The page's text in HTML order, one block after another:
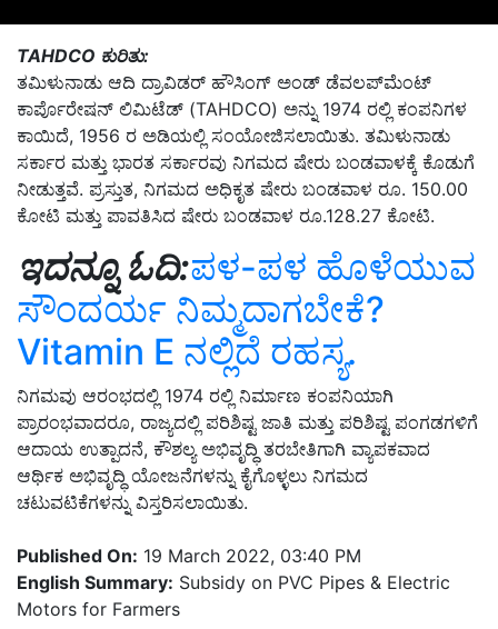
TAHDCO ಕುರಿತು:
ತಮಿಳುನಾಡು ಆದಿ ದ್ರಾವಿಡರ್ ಹೌಸಿಂಗ್ ಅಂಡ್ ಡೆವಲಪ್‌ಮೆಂಟ್
ಕಾರ್ಪೊರೇಷನ್ ಲಿಮಿಟೆಡ್ (TAHDCO) ಅನ್ನು 1974 ರಲ್ಲಿ ಕಂಪನಿಗಳ
ಕಾಯಿದೆ, 1956 ರ ಅಡಿಯಲ್ಲಿ ಸಂಯೋಜಿಸಲಾಯಿತು. ತಮಿಳುನಾಡು
ಸರ್ಕಾರ ಮತ್ತು ಭಾರತ ಸರ್ಕಾರವು ನಿಗಮದ ಷೇರು ಬಂಡವಾಳಕ್ಕೆ ಕೊಡುಗೆ
ನೀಡುತ್ತವೆ. ಪ್ರಸ್ತುತ, ನಿಗಮದ ಅಧಿಕೃತ ಷೇರು ಬಂಡವಾಳ ರೂ. 150.00
ಕೋಟಿ ಮತ್ತು ಪಾವತಿಸಿದ ಷೇರು ಬಂಡವಾಳ ರೂ.128.27 ಕೋಟಿ.
ಇದನ್ನೂ ಓದಿ:ಪಳ-ಪಳ ಹೊಳೆಯುವ
ಸೌಂದರ್ಯ ನಿಮ್ಮದಾಗಬೇಕೆ?
Vitamin E ನಲ್ಲಿದೆ ರಹಸ್ಯ.
ನಿಗಮವು ಆರಂಭದಲ್ಲಿ 1974 ರಲ್ಲಿ ನಿರ್ಮಾಣ ಕಂಪನಿಯಾಗಿ
ಪ್ರಾರಂಭವಾದರೂ, ರಾಜ್ಯದಲ್ಲಿ ಪರಿಶಿಷ್ಟ ಜಾತಿ ಮತ್ತು ಪರಿಶಿಷ್ಟ ಪಂಗಡಗಳಿಗೆ
ಆದಾಯ ಉತ್ಪಾದನೆ, ಕೌಶಲ್ಯ ಅಭಿವೃದ್ಧಿ ತರಬೇತಿಗಾಗಿ ವ್ಯಾಪಕವಾದ
ಆರ್ಥಿಕ ಅಭಿವೃದ್ಧಿ ಯೋಜನೆಗಳನ್ನು ಕೈಗೊಳ್ಳಲು ನಿಗಮದ
ಚಟುವಟಿಕೆಗಳನ್ನು ವಿಸ್ತರಿಸಲಾಯಿತು.
Published On: 19 March 2022, 03:40 PM
English Summary: Subsidy on PVC Pipes & Electric
Motors for Farmers